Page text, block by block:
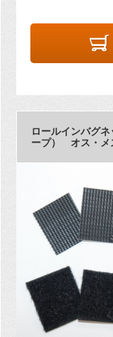
ロールインバグ
ープ） オス・メ